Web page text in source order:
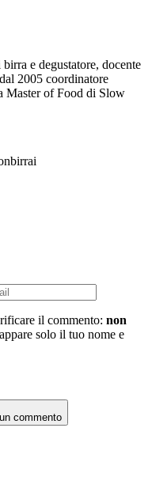
e degustatore, docente
2005 coordinatore
Master of Food di Slow
il commento: non
solo il tuo nome e
commento